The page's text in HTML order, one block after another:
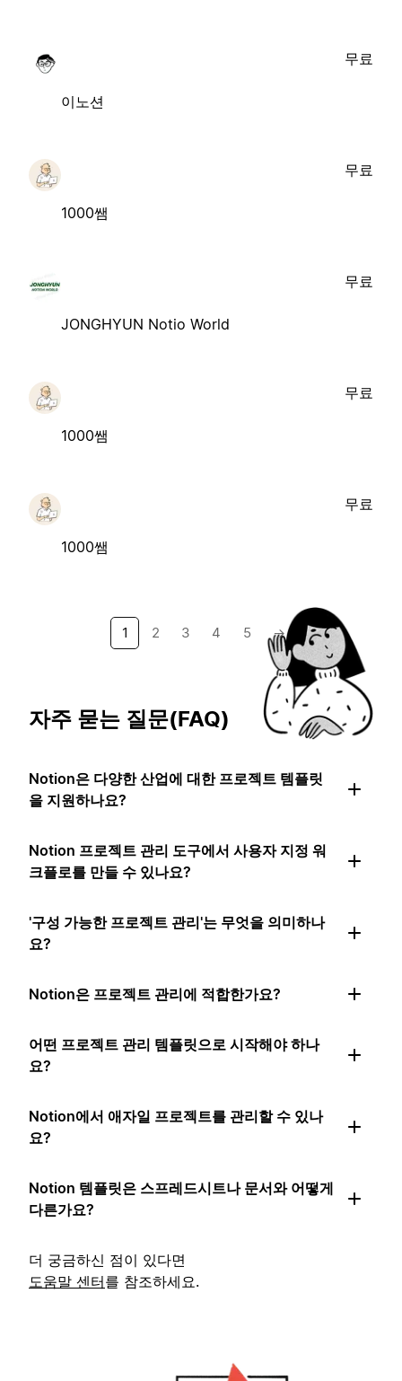
이노션
무료
1000쌤
무료
JONGHYUN Notio World
무료
1000쌤
무료
1000쌤
무료
1 2 3 4 5 →
자주 묻는 질문(FAQ)
Notion은 다양한 산업에 대한 프로젝트 템플릿
을 지원하나요?
Notion 프로젝트 관리 도구에서 사용자 지정 워
크플로를 만들 수 있나요?
'구성 가능한 프로젝트 관리'는 무엇을 의미하나
요?
Notion은 프로젝트 관리에 적합한가요?
어떤 프로젝트 관리 템플릿으로 시작해야 하나
요?
Notion에서 애자일 프로젝트를 관리할 수 있나
요?
Notion 템플릿은 스프레드시트나 문서와 어떻게
다른가요?
더 궁금하신 점이 있다면
도움말 센터를 참조하세요.